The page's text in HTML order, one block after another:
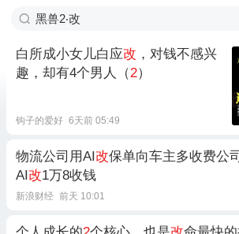
白所成小女儿白应改 ，对钱不感兴
趣，却有4个男人（2）
钩子的爱好 6天前 05:49
物流公司用AI 改保单向车主多收费公
AI 改1万8收钱
新浪财经 前天 10:01